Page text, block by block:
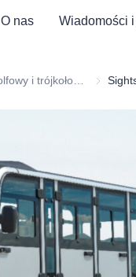
O nas Wiadomości
Wózek